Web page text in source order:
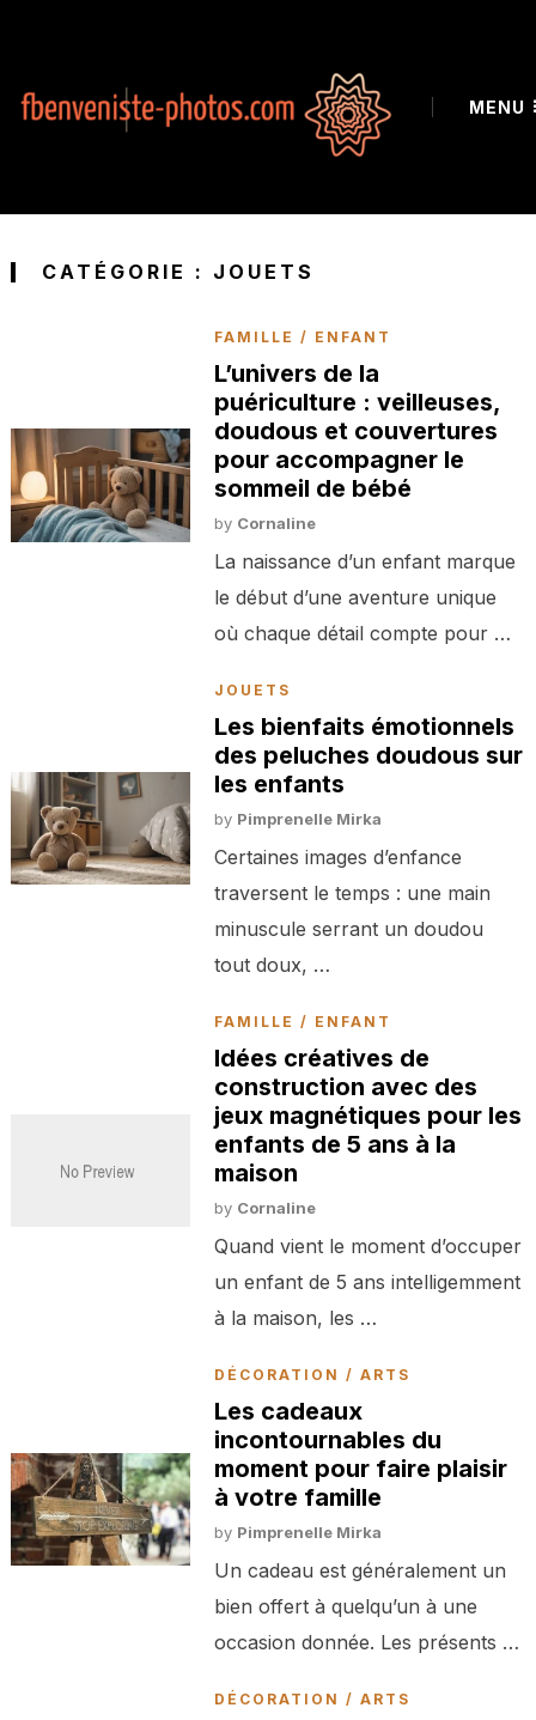
MENU
CATÉGORIE : JOUETS
FAMILLE / ENFANT
L’univers de la
puériculture : veilleuses,
doudous et couvertures
pour accompagner le
sommeil de bébé
by Cornaline
La naissance d’un enfant marque
le début d’une aventure unique
où chaque détail compte pour …
JOUETS
Les bienfaits émotionnels
des peluches doudous sur
les enfants
by Pimprenelle Mirka
Certaines images d’enfance
traversent le temps : une main
minuscule serrant un doudou
tout doux, …
FAMILLE / ENFANT
Idées créatives de
construction avec des
jeux magnétiques pour les
enfants de 5 ans à la
maison
by Cornaline
Quand vient le moment d’occuper
un enfant de 5 ans intelligemment
à la maison, les …
DÉCORATION / ARTS
Les cadeaux
incontournables du
moment pour faire plaisir
à votre famille
by Pimprenelle Mirka
Un cadeau est généralement un
bien offert à quelqu’un à une
occasion donnée. Les présents …
DÉCORATION / ARTS